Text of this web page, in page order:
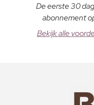
De eerste 30
abonnement
Bekijk alle